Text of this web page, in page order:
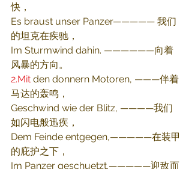
快，
Es braust unser Panzer————— 我们
的坦克在疾驰，
Im Sturmwind dahin. ——————向着
风暴的方向。
2.Mit den donnern Motoren, ———伴着
马达的轰鸣，
Geschwind wie der Blitz, ————我们
如闪电般迅疾，
Dem Feinde entgegen,—————在装甲
的庇护之下，
Im Panzer geschuetzt.—————迎敌而